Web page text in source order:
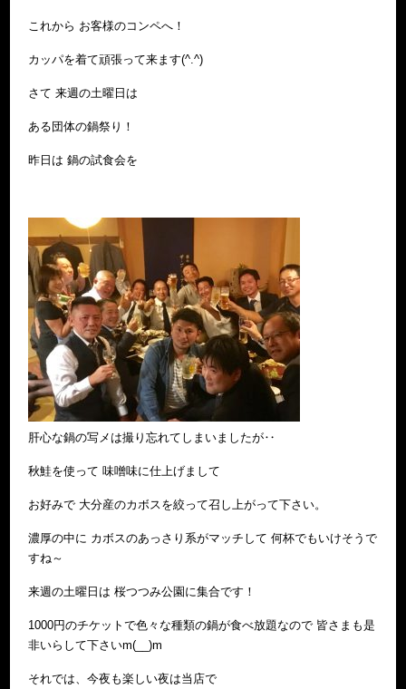
これから お客様のコンペへ！
カッパを着て頑張って来ます(^.^)
さて 来週の土曜日は
ある団体の鍋祭り！
昨日は 鍋の試食会を
肝心な鍋の写メは撮り忘れてしまいましたが‥
秋鮭を使って 味噌味に仕上げまして
お好みで 大分産のカボスを絞って召し上がって下さい。
濃厚の中に カボスのあっさり系がマッチして 何杯でもいけそうで
すね～
来週の土曜日は 桜つつみ公園に集合です！
1000円のチケットで色々な種類の鍋が食べ放題なので 皆さまも是
非いらして下さいm(__)m
それでは、今夜も楽しい夜は当店で